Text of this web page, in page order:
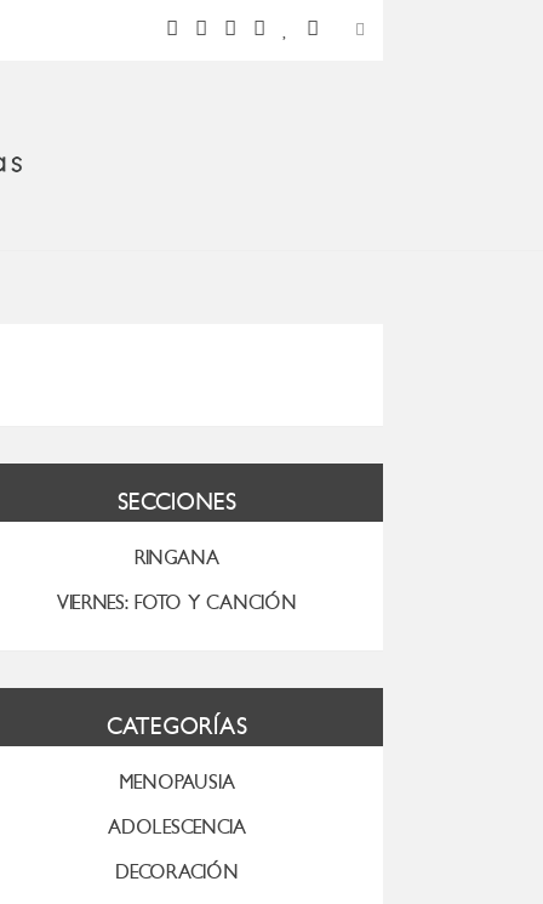
SECCIONES
RINGANA
VIERNES: FOTO Y CANCIÓN
CATEGORÍAS
MENOPAUSIA
ADOLESCENCIA
DECORACIÓN